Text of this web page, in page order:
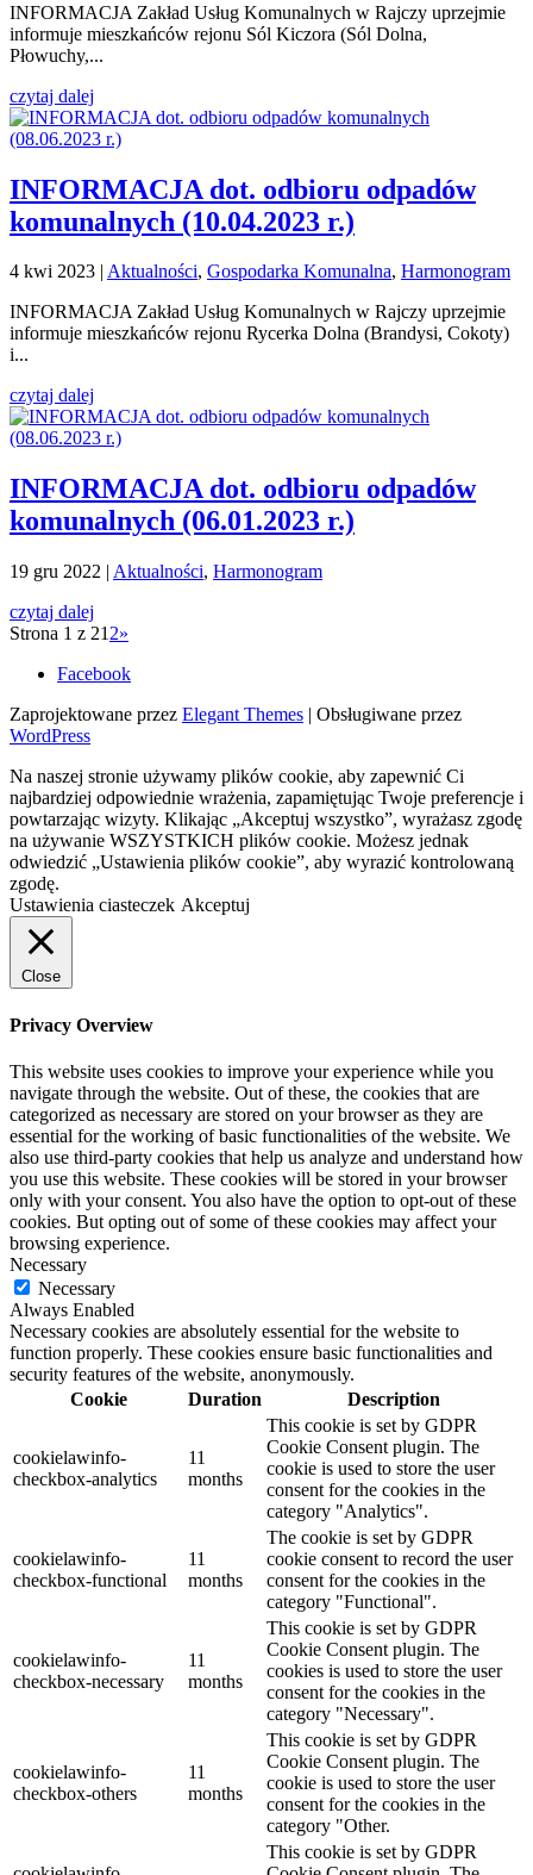
INFORMACJA Zakład Usług Komunalnych w Rajczy uprzejmie
informuje mieszkańców rejonu Sól Kiczora (Sól Dolna,
Płowuchy,...
czytaj dalej
INFORMACJA dot. odbioru odpadów
komunalnych (10.04.2023 r.)
4 kwi 2023 Aktualności, Gospodarka Komunalna, Harmonogram
INFORMACJA Zakład Usług Komunalnych w Rajczy uprzejmie
informuje mieszkańców rejonu Rycerka Dolna (Brandysi, Cokoty)
i...
czytaj dalej
INFORMACJA dot. odbioru odpadów
komunalnych (06.01.2023 r.)
19 gru 2022 | Aktualności, Harmonogram
czytaj dalej
Strona 1 z 21 2»
Facebook
Zaprojektowane przez Elegant Themes | Obsługiwane przez
WordPress
Na naszej stronie używamy plików cookie, aby zapewnić Ci
najbardziej odpowiednie wrażenia, zapamiętując Twoje preferencje i
powtarzając wizyty. Klikając „Akceptuj wszystko”, wyrażasz zgodę
na używanie WSZYSTKICH plików cookie. Możesz jednak
odwiedzić „Ustawienia plików cookie”, aby wyrazić kontrolowaną
zgodę.
Ustawienia ciasteczek Akceptuj
Close
Privacy Overview
This website uses cookies to improve your experience while you
navigate through the website. Out of these, the cookies that are
categorized as necessary are stored on your browser as they are
essential for the working of basic functionalities of the website. We
also use third-party cookies that help us analyze and understand how
you use this website. These cookies will be stored in your browser
only with your consent. You also have the option to opt-out of these
cookies. But opting out of some of these cookies may affect your
browsing experience.
Necessary
Necessary
Always Enabled
Necessary cookies are absolutely essential for the website to
function properly. These cookies ensure basic functionalities and
security features of the website, anonymously.
Cookie
Duration Description
cookielawinfo-
checkbox-analytics
11
months
This cookie is set by GDPR
Cookie Consent plugin. The
cookie is used to store the user
consent for the cookies in the
category "Analytics".
cookielawinfo-
checkbox-functional
11
months
The cookie is set by GDPR
cookie consent to record the user
consent for the cookies in the
category "Functional".
cookielawinfo-
checkbox-necessary
11
months
This cookie is set by GDPR
Cookie Consent plugin. The
cookies is used to store the user
consent for the cookies in the
category "Necessary".
cookielawinfo-
checkbox-others
11
months
This cookie is set by GDPR
Cookie Consent plugin. The
cookie is used to store the user
consent for the cookies in the
category "Other.
This cookie is set by GDPR